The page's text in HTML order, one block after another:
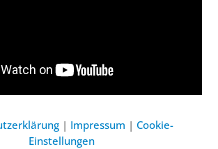
| Impressum | Cookie-
Einstellungen